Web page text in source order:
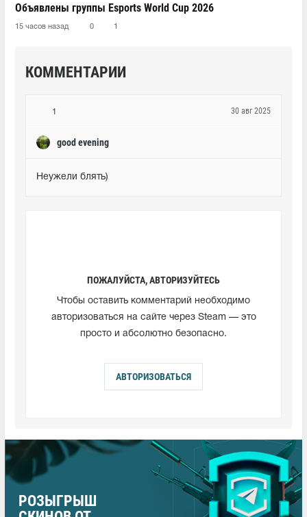
Объявлены группы Esports World Cup 2026
15 часов назад 0 1
КОММЕНТАРИИ
1
good evening
30 авг 2025
Неужели блять)
ПОЖАЛУЙСТА, АВТОРИЗУЙТЕСЬ
Чтобы оставить комментарий необходимо
авторизоваться на сайте через Steam — это
просто и абсолютно безопасно.
АВТОРИЗОВАТЬСЯ
РОЗЫГРЫШ